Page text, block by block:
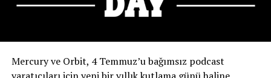
indirmelerine ve ertesi hafta kitap satışlarına doğrudan
Yapay zekanın olası sonuçlarını şimdiden nasıl
Mercury ve Orbit, 4 Temmuz’u bağımsız podcast
yaratıcıları için yeni bir yıllık kutlama günü haline